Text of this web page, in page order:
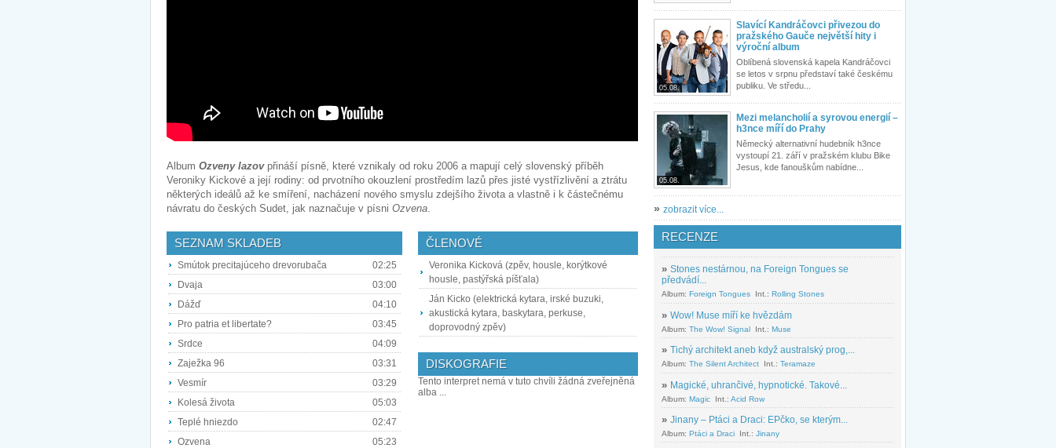
Album Ozveny lazovpřináší písně, které vznikaly od roku 2006 a mapují celý slovenský příběh
Veroniky Kickové a její rodiny: od prvotního okouzlení prostředím lazů přes jisté vystřízlivění a ztrátu
některých ideálů až ke smíření, nacházení nového smyslu zdejšího života a vlastně i k částečnému
návratu do českých Sudet, jak naznačuje v písni Ozvena.
SEZNAM SKLADEB
Smútok precitajúceho drevorubača
02:25
Dvaja
03:00
Dážď
04:10
Pro patria et libertate?
03:45
Srdce
04:09
Zaježka 96
03:31
Vesmír
03:29
Kolesá života
05:03
Teplé hniezdo
02:47
Ozvena
05:23
ČLENOVÉ
Veronika Kicková (zpěv, housle, korýtkové
housle, pastýřská píšťala)
Ján Kicko (elektrická kytara, irské buzuki,
akustická kytara, baskytara, perkuse,
doprovodný zpěv)
DISKOGRAFIE
Tento interpret nemá v tuto chvíli žádná zveřejněná
alba ...
05.08.
Slavící Kandráčovci přivezou do
pražského Gauče největší hity i
výroční album
Oblíbená slovenská kapela Kandráčovci
se letos v srpnu představí také českému
publiku. Ve středu...
05.08.
Mezi melancholií a syrovou energií –
h3nce míří do Prahy
Německý alternativní hudebník h3nce
vystoupí 21. září v pražském klubu Bike
Jesus, kde fanouškům nabídne...
» zobrazit více...
RECENZE
» Stones nestárnou, na Foreign Tongues se
předvádí...
Album: Foreign Tongues Int.: Rolling Stones
» Wow! Muse míří ke hvězdám
Album: The Wow! Signal Int.: Muse
» Tichý architekt aneb když australský prog,...
Album: The Silent Architect Int.: Teramaze
» Magické, uhrančivé, hypnotické. Takové...
Album: Magic Int.: Acid Row
» Jinany – Ptáci a Draci: EPčko, se kterým...
Album: Ptáci a Draci Int.: Jinany